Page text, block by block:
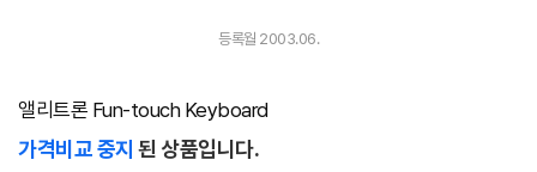
등록월 2003.06.
앨리트론 Fun-touch Keyboard
가격비교 중지 된 상품입니다.